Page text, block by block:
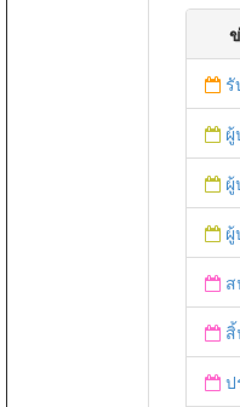
ผู้
ส
สิ้
ป